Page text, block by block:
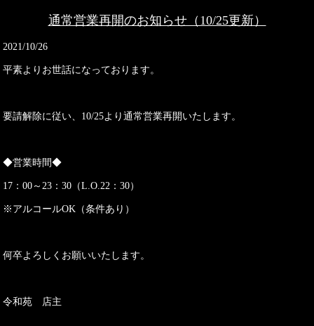
通常営業再開のお知らせ（10/25更新）
2021/10/26
平素よりお世話になっております。
要請解除に従い、10/25より通常営業再開いたします。
◆営業時間◆
17：00～23：30（L.O.22：30）
※アルコールOK（条件あり）
何卒よろしくお願いいたします。
令和苑 店主